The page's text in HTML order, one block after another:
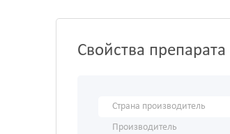
Свойства препарата
Страна производитель
Производитель